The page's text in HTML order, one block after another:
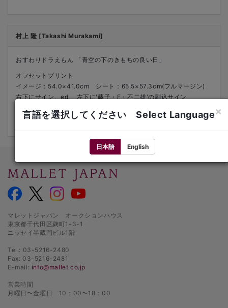
村上 隆 [Takashi Murakami]
おすわりドラえもん 「青空の下のきもちの良い日」
オフセットプリント
イメージ：54.0×41.0cm シート：65.5×57.3cm(フルマージン)
右下にサイン、ed. 左下に'藤子・F・不二雄'の刷込サイン
ed.266/300
マレットジャパン オークションハウス
東京都千代田区麹町1-3-1
ニッセイ半蔵門ビル1階
Tel.: 03-5216-2480
Fax: 03-5216-2481
E-mail: info@mallet.co.jp
営業時間
月曜日〜金曜日 10：00〜18：00
言語を選択してください Select Language×
日本語 English